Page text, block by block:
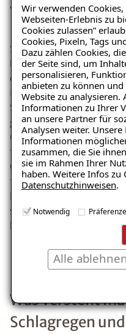
Wir verwenden
Webseiten-Erlebnis zu
Cookies zulassen”
Cookies, Pixeln, Tags
Dazu zählen Cookies,
der Seite sind, um
personalisieren,
anbieten zu können
Website zu
Informationen zu Ihrer
an unsere Partner für
Analysen weiter.
Informationen
zusammen, die Sie
sie im Rahmen Ihrer
haben. Weitere Infos zu
Datenschutzhinweisen.
Notwendig
Alle ablehnen
dickes Mauerwerk,
So bestehen etwa für
Küstennähe und in den
der DIN 4108 der
III zugeordnet werden,
Schlagregenschutz als,
geringerer
für einen
Gebäudeinnere sind
falschen
Beschädigungen wie
sonstige
Fassadenoberfläche.
FAQs
Was versteht
Schlagregen